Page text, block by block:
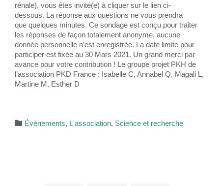
rénale), vous êtes invité(e) à cliquer sur le lien ci-
dessous. La réponse aux questions ne vous prendra
que quelques minutes. Ce sondage est conçu pour traiter
les réponses de façon totalement anonyme, aucune
donnée personnelle n’est enregistrée. La date limite pour
participer est fixée au 30 Mars 2021. Un grand merci par
avance pour votre contribution ! Le groupe projet PKH de
l’association PKD France : Isabelle C, Annabel Q, Magali L,
Martine M, Esther D
 Category
Événements, L'association, Science et recherche